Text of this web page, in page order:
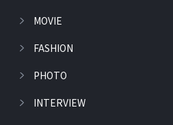
MOVIE
FASHION
PHOTO
INTERVIEW